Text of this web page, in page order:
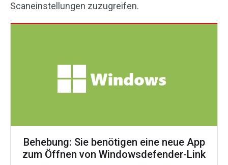
Scaneinstellungen zuzugreifen.
Behebung: Sie benötigen eine neue App
zum Öffnen von Windowsdefender-Link